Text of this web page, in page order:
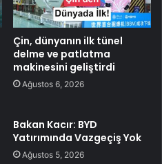
Çin, dünyanın ilk tünel
delme ve patlatma
makinesini geliştirdi
Ağustos 6, 2026
Bakan Kacır: BYD
Yatırımında Vazgeçiş Yok
Ağustos 5, 2026